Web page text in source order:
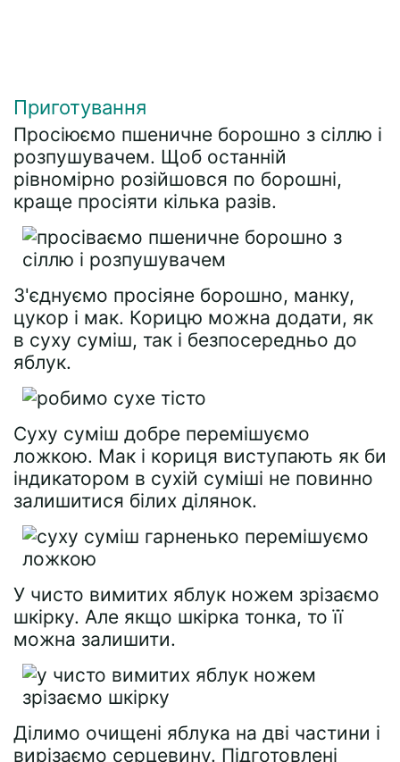
Приготування
Просіюємо пшеничне борошно з сіллю і
розпушувачем. Щоб останній
рівномірно розійшовся по борошні,
краще просіяти кілька разів.
З'єднуємо просіяне борошно, манку,
цукор і мак. Корицю можна додати, як
в суху суміш, так і безпосередньо до
яблук.
Суху суміш добре перемішуємо
ложкою. Мак і кориця виступають як би
індикатором в сухій суміші не повинно
залишитися білих ділянок.
У чисто вимитих яблук ножем зрізаємо
шкірку. Але якщо шкірка тонка, то її
можна залишити.
Ділимо очищені яблука на дві частини і
вирізаємо серцевину. Підготовлені